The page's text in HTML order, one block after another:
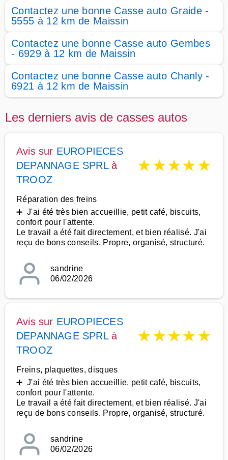
Contactez une bonne Casse auto Graide -
5555 à 12 km de Maissin
Contactez une bonne Casse auto Gembes
- 6929 à 12 km de Maissin
Contactez une bonne Casse auto Chanly -
6921 à 12 km de Maissin
Les derniers avis de casses autos
Avis sur EUROPIECES
DEPANNAGE SPRLà
TROOZ
★★★★★
Réparation des freins
➕ J'ai été très bien accueillie, petit café, biscuits,
confort pour l'attente.
Le travail a été fait directement, et bien réalisé. J'ai
reçu de bons conseils. Propre, organisé, structuré.
sandrine
06/02/2026
Avis sur EUROPIECES
DEPANNAGE SPRLà
TROOZ
★★★★★
Freins, plaquettes, disques
➕ J'ai été très bien accueillie, petit café, biscuits,
confort pour l'attente.
Le travail a été fait directement, et bien réalisé. J'ai
reçu de bons conseils. Propre, organisé, structuré.
sandrine
06/02/2026